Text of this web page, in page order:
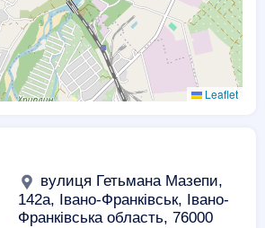
Leaflet
вулиця Гетьмана Мазепи,
142а, Івано-Франківськ, Івано-
Франківська область, 76000